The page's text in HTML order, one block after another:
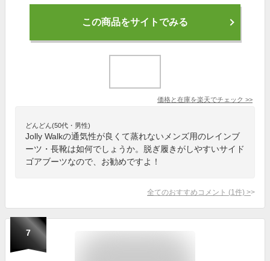
この商品をサイトでみる
価格と在庫を楽天でチェック >>
どんどん(50代・男性)
Jolly Walkの通気性が良くて蒸れないメンズ用のレインブ
ーツ・長靴は如何でしょうか。脱ぎ履きがしやすいサイド
ゴアブーツなので、お勧めですよ！
全てのおすすめコメント (1 件) >
7